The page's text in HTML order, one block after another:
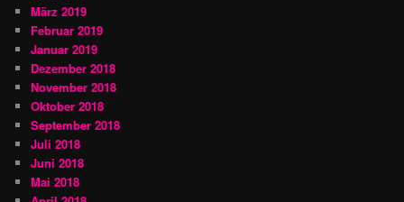
März 2019
Februar 2019
Januar 2019
Dezember 2018
November 2018
Oktober 2018
September 2018
Juli 2018
Juni 2018
Mai 2018